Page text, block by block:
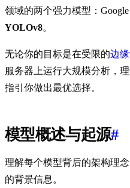
领域的两个强力模型：Google
YOLOv8。
无论你的目标是在受限的边
服务器上运行大规模分析，
指引你做出最优选择。
模型概述与起源#
理解每个模型背后的架构理
的背景信息。